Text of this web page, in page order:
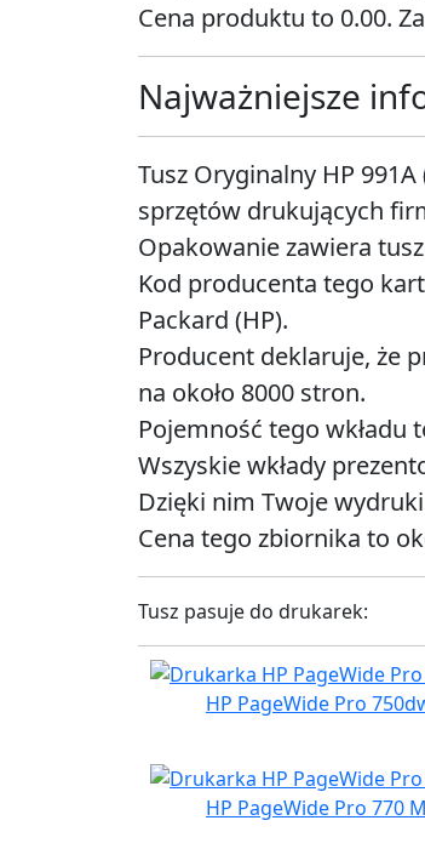
Cena produktu to 0.00.
Najważniejsze
Tusz Oryginalny HP
sprzętów drukujących
Opakowanie zawiera
Kod producenta tego
Packard (HP).
Producent deklaruje, że
na około 8000 stron.
Pojemność tego wkładu
Wszyskie wkłady
Dzięki nim Twoje
Cena tego zbiornika to
Tusz pasuje do drukarek:
HP PageWide Pro
HP PageWide Pro 770